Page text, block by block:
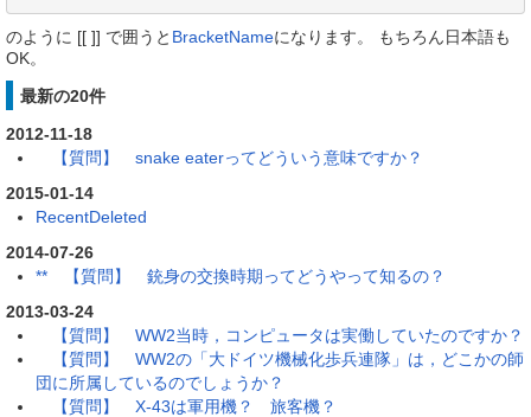
のように [[ ]] で囲うと BracketNameになります。 もちろん日本語も
OK。
最新の20件
2012-11-18
【質問】 snake eaterってどういう意味ですか？
2015-01-14
RecentDeleted
2014-07-26
** 【質問】 銃身の交換時期ってどうやって知るの？
2013-03-24
【質問】 WW2当時，コンピュータは実働していたのですか？
【質問】 WW2の「大ドイツ機械化歩兵連隊」は，どこかの師
団に所属しているのでしょうか？
【質問】 X-43は軍用機？ 旅客機？